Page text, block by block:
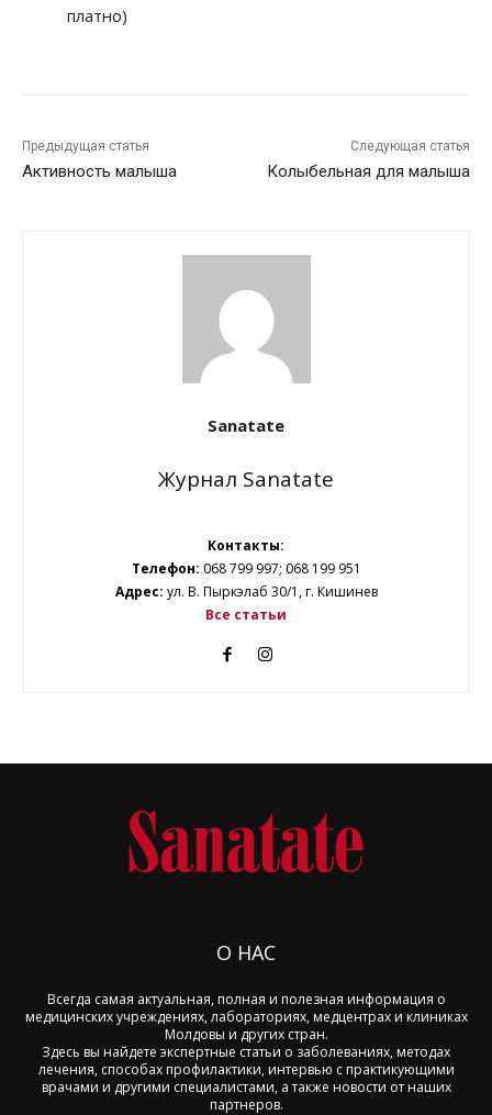
платно)
Предыдущая статья
Активность малыша
Следующая статья
Колыбельная для малыша
Sanatate
Журнал Sanatate
Контакты:
Телефон: 068 799 997; 068 199 951
Адрес: ул. В. Пыркэлаб 30/1, г. Кишинев
Все статьи
О НАС
Всегда самая актуальная, полная и полезная информация о
медицинских учреждениях, лабораториях, медцентрах и клиниках
Молдовы и других стран.
Здесь вы найдете экспертные статьи о заболеваниях, методах
лечения, способах профилактики, интервью с практикующими
врачами и другими специалистами, а также новости от наших
партнеров.